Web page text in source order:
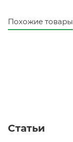
Похожие товары
Статьи